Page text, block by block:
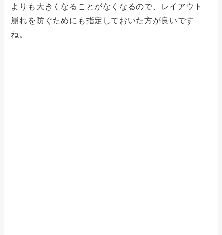
よりも大きくなることがなくなるので、レイアウト
崩れを防ぐためにも指定しておいた方が良いです
ね。